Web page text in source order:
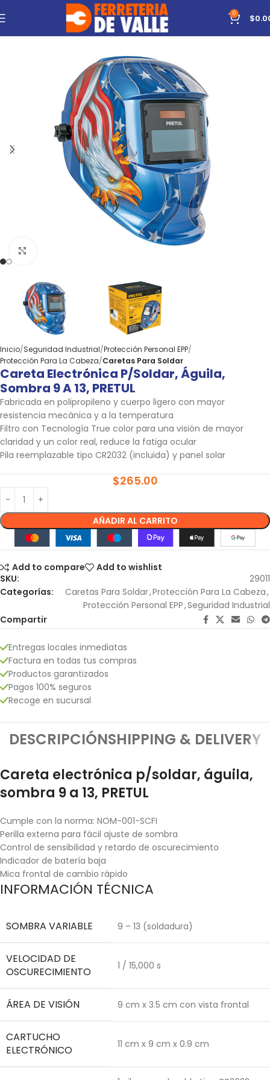
0 $
Inicio Seguridad Industrial Protección Personal EPP
Protección Para La Cabeza Caretas Para Soldar
Careta Electrónica P/soldar, Águila,
Sombra 9 A 13, PRETUL
Fabricada en polipropileno y cuerpo ligero con mayor
resistencia mecánica y a la temperatura
Filtro con Tecnología True color para una visión de mayor
claridad y un color real, reduce la fatiga ocular
Pila reemplazable tipo CR2032 (incluida) y panel solar
$265.00
AÑADIR AL CARRITO
Add to compare
Add to wishlist
SKU:
29011
Categorías:
Caretas Para Soldar,Protección Para La Cabeza,
Protección Personal EPP,Seguridad Industrial
Compartir
Entregas locales inmediatas
Factura en todas tus compras
Productos garantizados
Pagos 100% seguros
Recoge en sucursal
DESCRIPCIÓNSHIPPING & DELIVERY
Careta electrónica p/soldar, águila,
sombra 9 a 13, PRETUL
Cumple con la norma: NOM-001-SCFI
Perilla externa para fácil ajuste de sombra
Control de sensibilidad y retardo de oscurecimiento
Indicador de batería baja
Mica frontal de cambio rápido
INFORMACIÓN TÉCNICA
SOMBRA VARIABLE 9 – 13 (soldadura)
VELOCIDAD DE
OSCURECIMIENTO
1 / 15,000 s
ÁREA DE VISIÓN 9 cm x 3.5 cm con vista frontal
CARTUCHO
ELECTRÓNICO
11 cm x 9 cm x 0.9 cm